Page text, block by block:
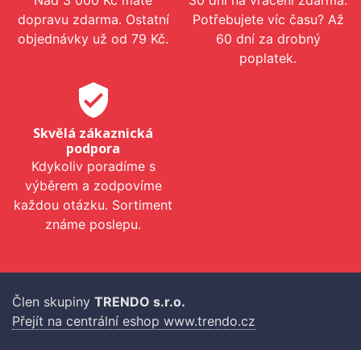
dopravu zdarma. Ostatní
objednávky už od 79 Kč.
Potřebujete víc času? Až
60 dní za drobný
poplatek.
verified_user
Skvělá zákaznická
podpora
Kdykoliv poradíme s
výběrem a zodpovíme
každou otázku. Sortiment
známe poslepu.
Člen skupiny TRENDO s.r.o.
Přejít na centrální eshop www.trendo.cz